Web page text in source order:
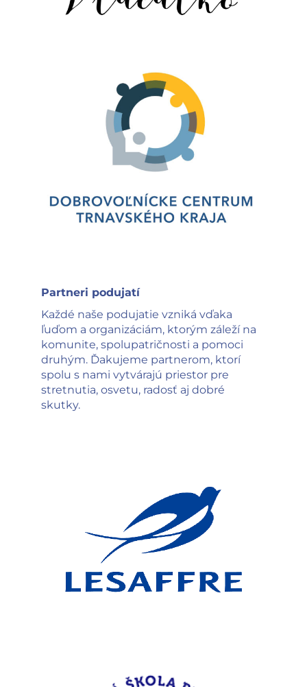
Partneri podujatí
Každé naše podujatie vzniká vďaka
ľuďom a organizáciám, ktorým záleží na
komunite, spolupatričnosti a pomoci
druhým. Ďakujeme partnerom, ktorí
spolu s nami vytvárajú priestor pre
stretnutia, osvetu, radosť aj dobré
skutky.